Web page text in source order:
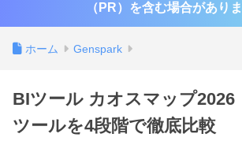
（PR）を含む場合がありま
ホーム Genspark
BIツール カオスマップ2026
ツールを4段階で徹底比較